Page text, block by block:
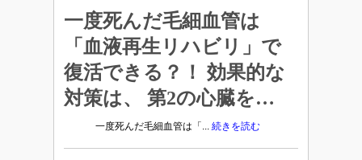
一度死んだ毛細血管は
「血液再生リハビリ」で
復活できる？！ 効果的な
対策は、 第2の心臓を…
一度死んだ毛細血管は「... 続きを読む